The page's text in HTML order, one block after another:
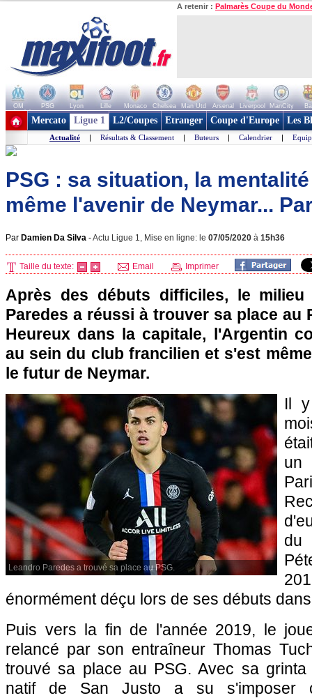
A retenir : Palmarès Coupe du
OM PSG Lyon Lille Monaco Chelsea Man Utd Arsenal Liverpool ManCity
+ de clubs
Mercato Ligue 1 L2/Coupes Etranger Coupe d'Europe Les
Actualité | Résultats & Classement | Buteurs | Calendrier |
PSG : sa situation, la
même l'avenir de Neymar...
Par Damien Da Silva -Actu Ligue 1, Mise en ligne: le 07/05/2020 à 15h36
Taille du texte: Email Imprimer
Après des débuts difficiles, le milieu
Paredes a réussi à trouver sa place au
Heureux dans la capitale, l'Argentin
au sein du club francilien et s'est
le futur de Neymar.
Leandro Paredes a trouvé sa place au PSG.
Il
un
énormément déçu lors de ses débuts
Puis vers la fin de l'année 2019, le
relancé par son entraîneur Thomas
trouvé sa place au PSG. Avec sa
natif de San Justo a su s'imposer